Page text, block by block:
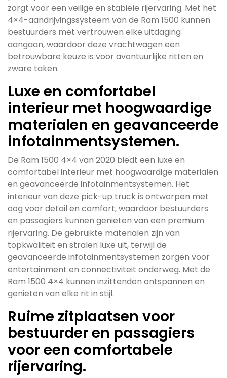
zorgt voor een veilige en stabiele rijervaring. Met het
4×4-aandrijvingssysteem van de Ram 1500 kunnen
bestuurders met vertrouwen elke uitdaging
aangaan, waardoor deze vrachtwagen een
betrouwbare keuze is voor avontuurlijke ritten en
zware taken.
Luxe en comfortabel
interieur met hoogwaardige
materialen en geavanceerde
infotainmentsystemen.
De Ram 1500 4×4 van 2020 biedt een luxe en
comfortabel interieur met hoogwaardige materialen
en geavanceerde infotainmentsystemen. Het
interieur van deze pick-up truck is ontworpen met
oog voor detail en comfort, waardoor bestuurders
en passagiers kunnen genieten van een premium
rijervaring. De gebruikte materialen zijn van
topkwaliteit en stralen luxe uit, terwijl de
geavanceerde infotainmentsystemen zorgen voor
entertainment en connectiviteit onderweg. Met de
Ram 1500 4×4 kunnen inzittenden ontspannen en
genieten van elke rit in stijl.
Ruime zitplaatsen voor
bestuurder en passagiers
voor een comfortabele
rijervaring.